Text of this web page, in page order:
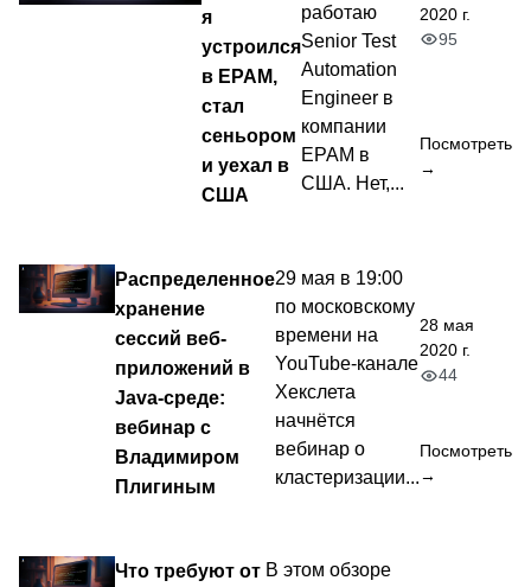
я
устроился
в EPAM,
стал
сеньором
и уехал в
США
работаю
Senior Test
Automation
Engineer в
компании
EPAM в
США. Нет,...
2020 г.
95
Посмотреть
→
Распределенное
хранение
сессий веб-
приложений в
Java-среде:
вебинар с
Владимиром
Плигиным
29 мая в 19:00
по московскому
времени на
YouTube-канале
Хекслета
начнётся
вебинар о
кластеризации...
28 мая
2020 г.
44
Посмотреть
→
Что требуют от В этом обзоре